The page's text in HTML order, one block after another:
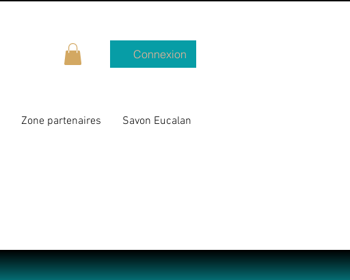
Connexion
Zone partenaires Savon Eucalan